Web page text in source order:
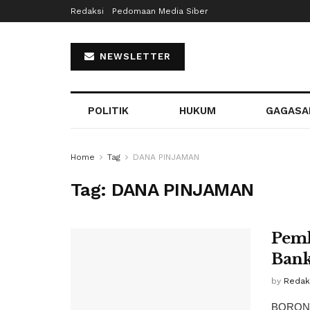
Redaksi Pedomaan Media Siber
NEWSLETTER
POLITIK HUKUM
Home Tag DANA PINJAMAN
Tag: DANA PINJAMAN
by